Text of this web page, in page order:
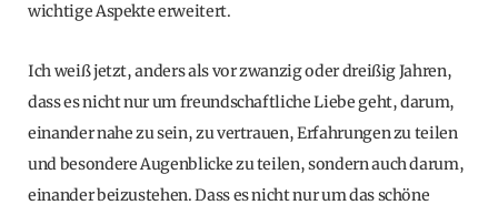
wichtige Aspekte erweitert.
Ich weiß jetzt, anders als vor zwanzig oder dreißig Jahren,
dass es nicht nur um freundschaftliche Liebe geht, darum,
einander nahe zu sein, zu vertrauen, Erfahrungen zu teilen
und besondere Augenblicke zu teilen, sondern auch darum,
einander beizustehen. Dass es nicht nur um das schöne